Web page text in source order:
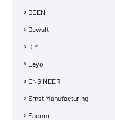
DEEN
Dewalt
DIY
Eeyo
ENGINEER
Ernst Manufacturing
Facom